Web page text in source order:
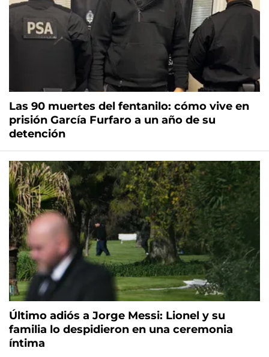
Las 90 muertes del fentanilo: cómo vive en
prisión García Furfaro a un año de su
detención
Último adiós a Jorge Messi: Lionel y su
familia lo despidieron en una ceremonia
íntima